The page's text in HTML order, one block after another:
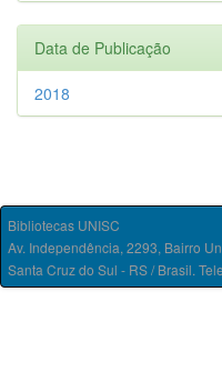
Data de Publicação
2018
Bibliotecas UNISC
Av. Independência, 2293, Bairro
Santa Cruz do Sul - RS / Brasil.